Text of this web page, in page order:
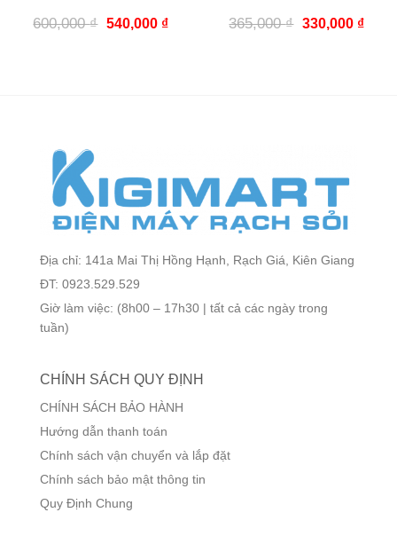
600,000₫ 540,000 ₫ 365,000₫ 330,000 ₫
Địa chỉ: 141a Mai Thị Hồng Hạnh, Rạch Giá, Kiên Giang
ĐT: 0923.529.529
Giờ làm việc: (8h00 – 17h30 | tất cả các ngày trong
tuần)
CHÍNH SÁCH QUY ĐỊNH
CHÍNH SÁCH BẢO HÀNH
Hướng dẫn thanh toán
Chính sách vận chuyển và lắp đặt
Chính sách bảo mật thông tin
Quy Định Chung